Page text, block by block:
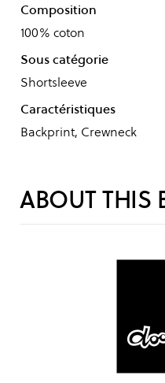
Composition
100% coton
Sous catégorie
Shortsleeve
Caractéristiques
Backprint, Crewneck
ABOUT THIS